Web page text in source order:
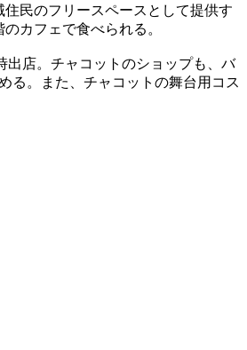
民のフリースペースとして提供す
カフェで食べられる。
店。チャコットのショップも、バ
る。また、チャコットの舞台用コス